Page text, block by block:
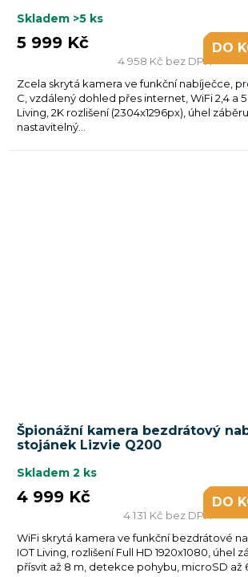
Skladem >5 ks
4 958 Kč bez DPH
5 999 Kč DO
Zcela skrytá kamera ve funkční nabíječce,
C, vzdálený dohled přes internet, WiFi 2,4 a
Living, 2K rozlišení (2304x1296px), úhel záběru
nastavitelný...
Špionážní kamera bezdrátový
stojánek Lizvie Q200
Skladem 2 ks
4 131 Kč bez DPH
4 999 Kč DO
WiFi skrytá kamera ve funkční bezdrátové
IOT Living, rozlišení Full HD 1920x1080, úhel
přísvit až 8 m, detekce pohybu, microSD až